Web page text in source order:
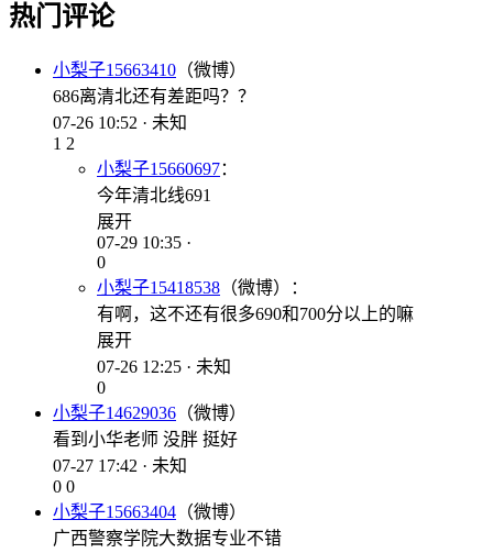
热门评论
小梨子15663410 （微博）
686离清北还有差距吗？？
07-26 10:52 · 未知
1 2
小梨子15660697：
今年清北线691
展开
07-29 10:35 ·
0
小梨子15418538 （微博）：
有啊，这不还有很多690和700分以上的嘛
展开
07-26 12:25 · 未知
0
小梨子14629036 （微博）
看到小华老师 没胖 挺好
07-27 17:42 · 未知
0 0
小梨子15663404 （微博）
广西警察学院大数据专业不错